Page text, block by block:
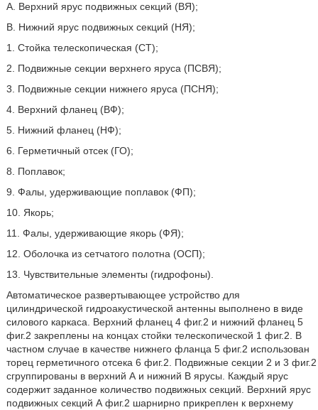
A. Верхний ярус подвижных секций (ВЯ);
B. Нижний ярус подвижных секций (НЯ);
1. Стойка телескопическая (СТ);
2. Подвижные секции верхнего яруса (ПСВЯ);
3. Подвижные секции нижнего яруса (ПСНЯ);
4. Верхний фланец (ВФ);
5. Нижний фланец (НФ);
6. Герметичный отсек (ГО);
8. Поплавок;
9. Фалы, удерживающие поплавок (ФП);
10. Якорь;
11. Фалы, удерживающие якорь (ФЯ);
12. Оболочка из сетчатого полотна (ОСП);
13. Чувствительные элементы (гидрофоны).
Автоматическое развертывающее устройство для
цилиндрической гидроакустической антенны выполнено в виде
силового каркаса. Верхний фланец 4 фиг.2 и нижний фланец 5
фиг.2 закреплены на концах стойки телескопической 1 фиг.2. В
частном случае в качестве нижнего фланца 5 фиг.2 использован
торец герметичного отсека 6 фиг.2. Подвижные секции 2 и 3 фиг.2
сгруппированы в верхний А и нижний В ярусы. Каждый ярус
содержит заданное количество подвижных секций. Верхний ярус
подвижных секций А фиг.2 шарнирно прикреплен к верхнему